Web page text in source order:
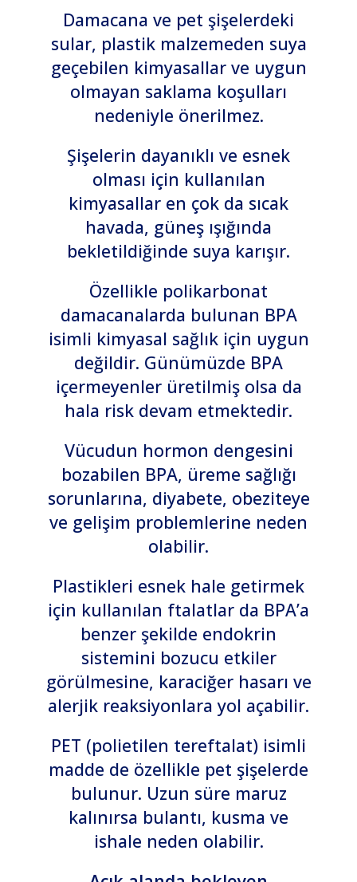
Damacana ve pet şişelerdeki
sular, plastik malzemeden suya
geçebilen kimyasallar ve uygun
olmayan saklama koşulları
nedeniyle önerilmez.
Şişelerin dayanıklı ve esnek
olması için kullanılan
kimyasallar en çok da sıcak
havada, güneş ışığında
bekletildiğinde suya karışır.
Özellikle polikarbonat
damacanalarda bulunan BPA
isimli kimyasal sağlık için uygun
değildir. Günümüzde BPA
içermeyenler üretilmiş olsa da
hala risk devam etmektedir.
Vücudun hormon dengesini
bozabilen BPA, üreme sağlığı
sorunlarına, diyabete, obeziteye
ve gelişim problemlerine neden
olabilir.
Plastikleri esnek hale getirmek
için kullanılan ftalatlar da BPA’a
benzer şekilde endokrin
sistemini bozucu etkiler
görülmesine, karaciğer hasarı ve
alerjik reaksiyonlara yol açabilir.
PET (polietilen tereftalat) isimli
madde de özellikle pet şişelerde
bulunur. Uzun süre maruz
kalınırsa bulantı, kusma ve
ishale neden olabilir.